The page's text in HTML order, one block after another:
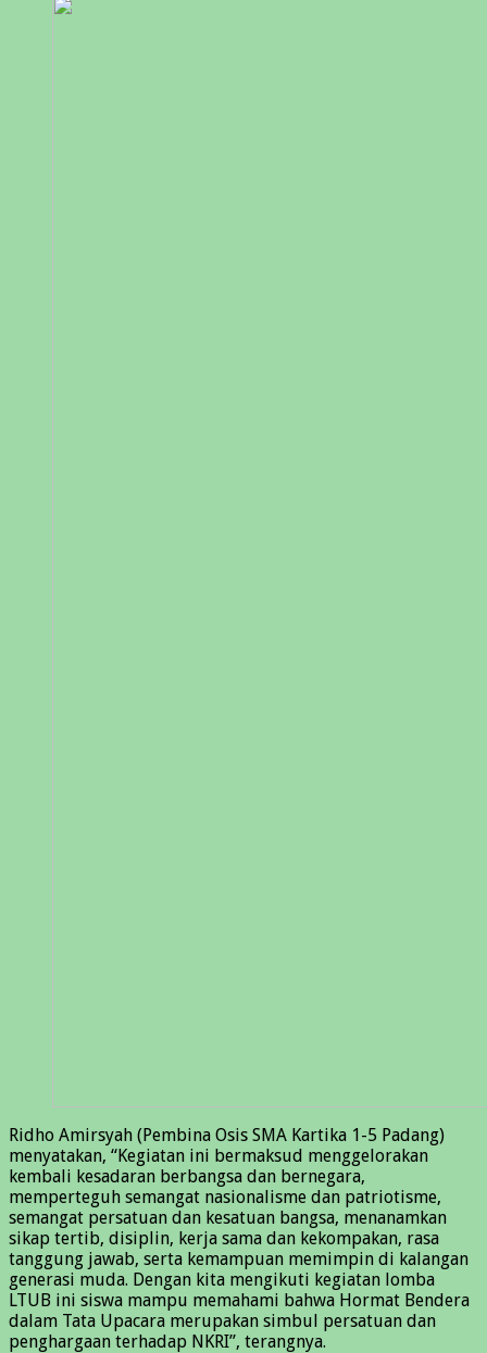
Ridho Amirsyah (Pembina Osis SMA Kartika 1-5 Padang)
menyatakan, “Kegiatan ini bermaksud menggelorakan
kembali kesadaran berbangsa dan bernegara,
memperteguh semangat nasionalisme dan patriotisme,
semangat persatuan dan kesatuan bangsa, menanamkan
sikap tertib, disiplin, kerja sama dan kekompakan, rasa
tanggung jawab, serta kemampuan memimpin di kalangan
generasi muda. Dengan kita mengikuti kegiatan lomba
LTUB ini siswa mampu memahami bahwa Hormat Bendera
dalam Tata Upacara merupakan simbul persatuan dan
penghargaan terhadap NKRI”, terangnya.